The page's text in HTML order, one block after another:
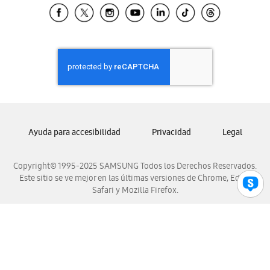
Samsung El Salvador
Samsung Honduras
Samsung Nicaragua
Samsung Panamá
Samsung Venezuela
Copyright© 1995-2025 SAMSUNG Todos los Derechos Reservados.
Este sitio se ve mejor en las últimas versiones de Chrome, Edge,
Safari y Mozilla Firefox.
Ayuda para accesibilidad Privacidad Legal